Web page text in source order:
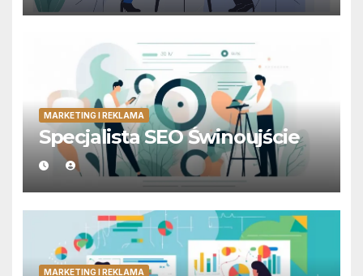
MARKETING I REKLAMA
Specjalista SEO Świnoujście
MARKETING I REKLAMA